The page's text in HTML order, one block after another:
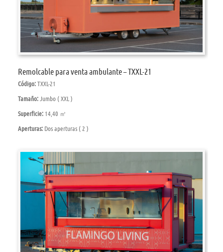
Remolcable para venta ambulante – TXXL-21
Código:TXXL-21
Tamaño:Jumbo ( XXL )
Superficie: 14,40 ㎡
Aperturas: Dos aperturas ( 2 )